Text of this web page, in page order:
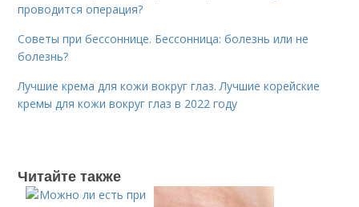
проводится операция?
Советы при бессоннице. Бессонница: болезнь или не
болезнь?
Лучшие крема для кожи вокруг глаз. Лучшие корейские
кремы для кожи вокруг глаз в 2022 году
Читайте также